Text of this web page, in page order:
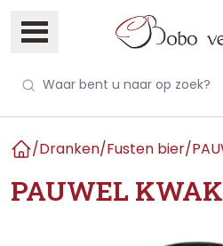
/Dranken/Fusten bier/
PAUWEL